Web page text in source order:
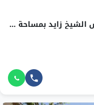
دوبلكس للبيع في بيراميدز هايتس الشيخ زايد بمساحة 183 م² وقسط 180,140 ج.م